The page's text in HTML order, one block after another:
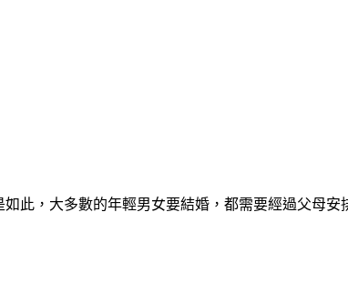
此，大多數的年輕男女要結婚，都需要經過父母安